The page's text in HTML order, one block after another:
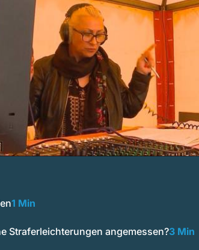
1 Min
Straferleichterungen angemessen?3 Min